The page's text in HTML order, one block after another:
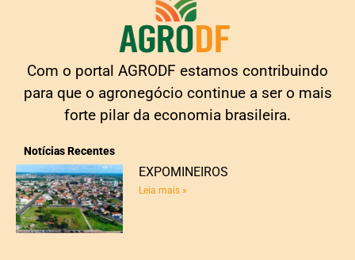
Com o portal AGRODF estamos contribuindo
para que o agronegócio continue a ser o mais
forte pilar da economia brasileira.
Notícias Recentes
EXPOMINEIROS
Leia mais »